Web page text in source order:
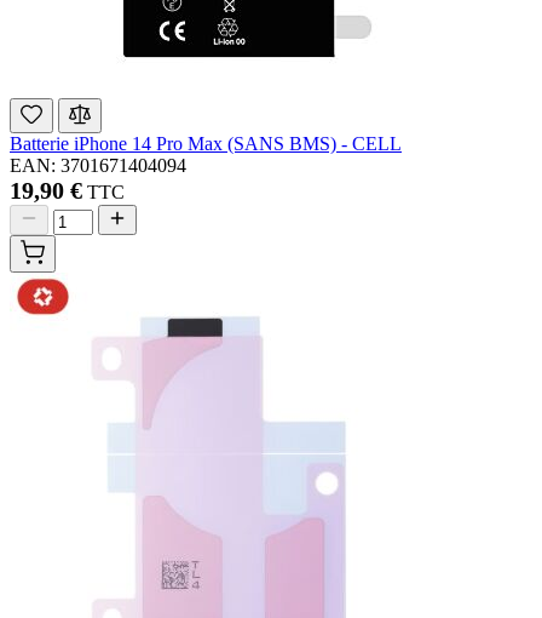
Batterie iPhone 14 Pro Max (SANS BMS) - CELL
EAN: 3701671404094
19,90 € TTC